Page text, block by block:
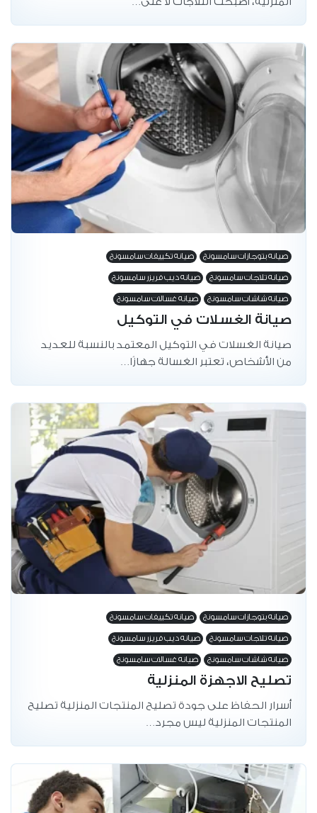
صيانه بتوجازات سامسونج صيانه تكييفات سامسونج
صيانه تلاجات سامسونج صيانه ديب فريزر سامسونج
صيانه شاشات سامسونج صيانه غسالات سامسونج
صيانة الغسلات في التوكيل
صيانة الغسلات في التوكيل المعتمد بالنسبة للعديد
من الأشخاص، تعتبر الغسالة جهازًا…
صيانه بتوجازات سامسونج صيانه تكييفات سامسونج
صيانه تلاجات سامسونج صيانه ديب فريزر سامسونج
صيانه شاشات سامسونج صيانه غسالات سامسونج
تصليح الاجهزة المنزلية
أسرار الحفاظ على جودة تصليح المنتجات المنزلية تصليح
المنتجات المنزلية ليس مجرد…